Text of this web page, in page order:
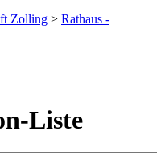
Zolling > Rathaus -
Liste